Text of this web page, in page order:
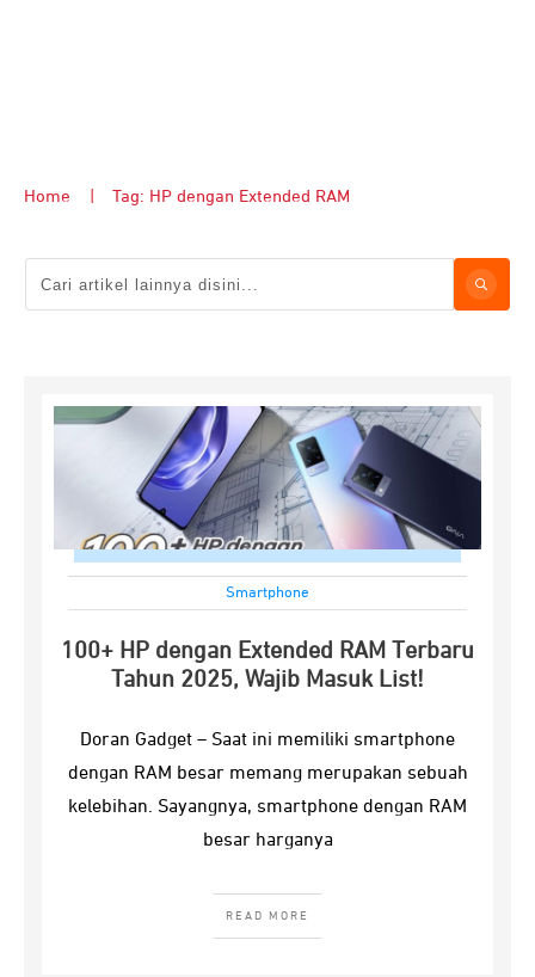
Home Tag: HP dengan Extended RAM
Smartphone
100+ HP dengan Extended RAM Terbaru
Tahun 2025, Wajib Masuk List!
Doran Gadget – Saat ini memiliki smartphone
dengan RAM besar memang merupakan sebuah
kelebihan. Sayangnya, smartphone dengan RAM
besar harganya
READ MORE